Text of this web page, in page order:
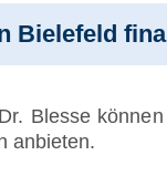
Bielefeld
Blesse
anbieten.